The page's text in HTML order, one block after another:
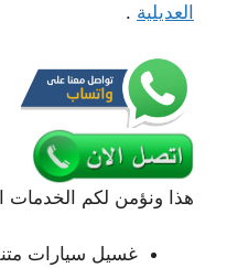
العديلية .
هذا ونؤمن لكم الخدمات